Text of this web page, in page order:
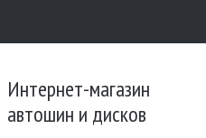
Интернет-магазин
автошин и дисков